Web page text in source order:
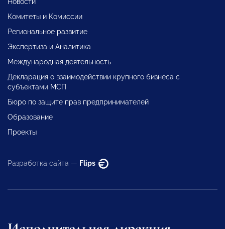
Новости
Комитеты и Комиссии
Региональное развитие
Экспертиза и Аналитика
Международная деятельность
Декларация о взаимодействии крупного бизнеса с
субъектами МСП
Бюро по защите прав предпринимателей
Образование
Проекты
Разработка сайта — Flips